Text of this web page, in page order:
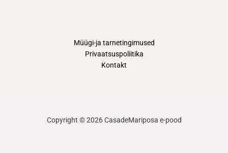
Müügi-ja tarnetingimused
Privaatsuspoliitika
Kontakt
Copyright © 2026 CasadeMariposa e-pood